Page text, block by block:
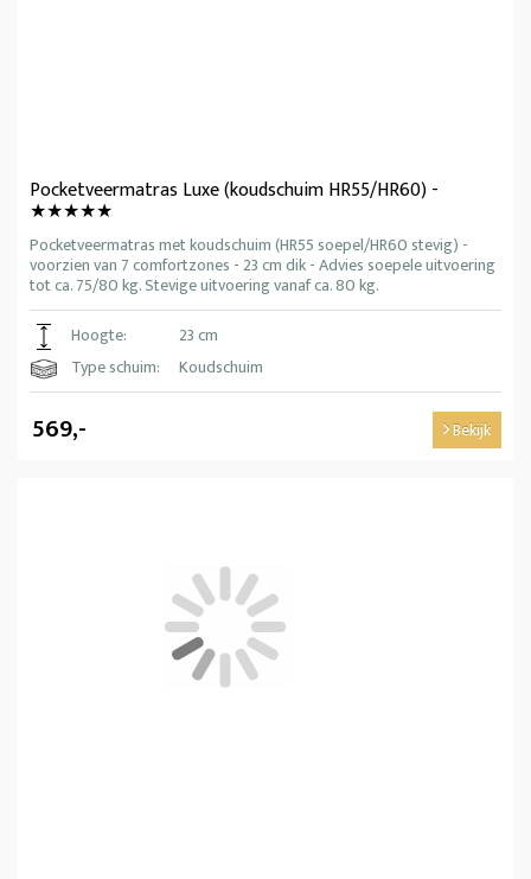
Pocketveermatras Luxe (koudschuim HR55/HR60) -
★★★★★
Pocketveermatras met koudschuim (HR55 soepel/HR60 stevig) -
voorzien van 7 comfortzones - 23 cm dik - Advies soepele uitvoering
tot ca. 75/80 kg. Stevige uitvoering vanaf ca. 80 kg.
Hoogte:
23 cm
Type schuim:
Koudschuim
569,- Bekijk